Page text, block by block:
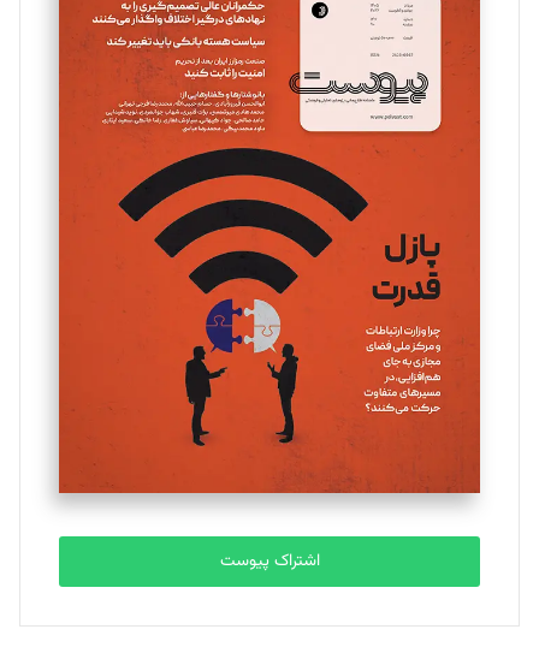
سروش کرمیان
تحریریه
مینا پاکدل
یسنا امان‌پور
تحریریه
ملینا جعفری
تحریریه
مصطفی مسجدی آرانی
تحریریه
بابک نقاش
تحریریه
اشتراک پیوست